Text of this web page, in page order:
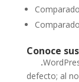
Conoce
.
defecto; al